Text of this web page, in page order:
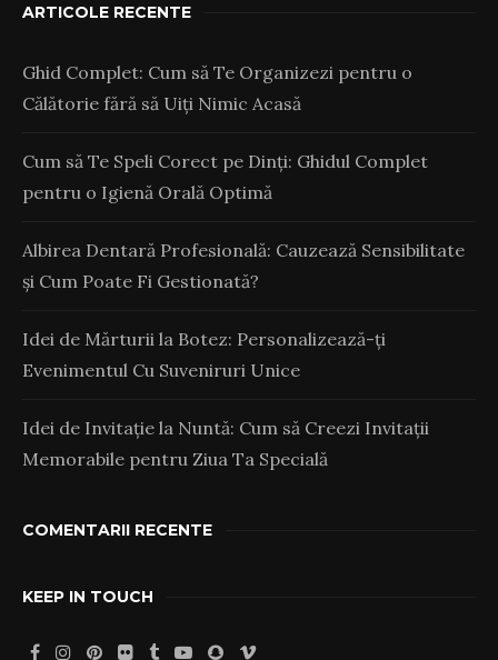
ARTICOLE RECENTE
Ghid Complet: Cum să Te Organizezi pentru o
Călătorie fără să Uiți Nimic Acasă
Cum să Te Speli Corect pe Dinți: Ghidul Complet
pentru o Igienă Orală Optimă
Albirea Dentară Profesională: Cauzează Sensibilitate
și Cum Poate Fi Gestionată?
Idei de Mărturii la Botez: Personalizează-ți
Evenimentul Cu Suveniruri Unice
Idei de Invitație la Nuntă: Cum să Creezi Invitații
Memorabile pentru Ziua Ta Specială
COMENTARII RECENTE
KEEP IN TOUCH